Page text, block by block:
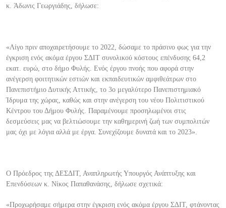
κ. Άδωνις Γεωργιάδης, δήλωσε:
«Λίγο πριν αποχαιρετήσουμε το 2022, δώσαμε το πράσινο φως για την
έγκριση ενός ακόμα έργου ΣΔΙΤ συνολικού κόστους επένδυσης 64,2
εκατ. ευρώ, στο δήμο Φυλής. Ενός έργου πνοής που αφορά στην
ανέγερση φοιτητικών εστιών και εκπαιδευτικών αμφιθεάτρων στο
Πανεπιστήμιο Δυτικής Αττικής, το 3ο μεγαλύτερο Πανεπιστημιακό
Ίδρυμα της χώρας, καθώς και στην ανέγερση του νέου Πολιτιστικού
Κέντρου του Δήμου Φυλής. Παραμένουμε προσηλωμένοι στις
δεσμεύσεις μας να βελτιώσουμε την καθημερινή ζωή των συμπολιτών
μας όχι με λόγια αλλά με έργα. Συνεχίζουμε δυνατά και το 2023».
Ο Πρόεδρος της ΔΕΣΔΙΤ, Αναπληρωτής Υπουργός Ανάπτυξης και
Επενδύσεων κ. Νίκος Παπαθανάσης, δήλωσε σχετικά:
«Προχωρήσαμε σήμερα στην έγκριση ενός ακόμα έργου ΣΔΙΤ, φτάνοντας